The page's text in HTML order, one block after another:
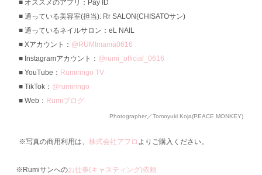
オススメのアプリ：Pay ID
通っている美容室(担当): Rr SALON(CHISATOサン)
通っているネイルサロン：eL NAIL
Xアカウント： @RUMImama0616
Instagramアカウント： @rumi_official_0616
YouTube： Rumiringo TV
TikTok： @rumiringo
Web： Rumiブログ
Photographer／Tomoyuki Koja(PEACE MONKEY)
※写真の商用利用は、 株式会社アフロ よりご購入ください。
※Rumiサンへのお仕事(キャスティング)依頼